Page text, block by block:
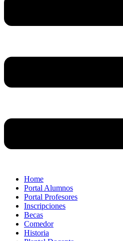
Home
Portal Alumnos
Portal Profesores
Inscripciones
Becas
Comedor
Historia